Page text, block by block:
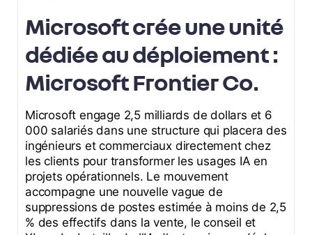
Microsoft crée une unité
dédiée au déploiement :
Microsoft Frontier Co.
Microsoft engage 2,5 milliards de dollars et 6
000 salariés dans une structure qui placera des
ingénieurs et commerciaux directement chez
les clients pour transformer les usages IA en
projets opérationnels. Le mouvement
accompagne une nouvelle vague de
suppressions de postes estimée à moins de 2,5
% des effectifs dans la vente, le conseil et